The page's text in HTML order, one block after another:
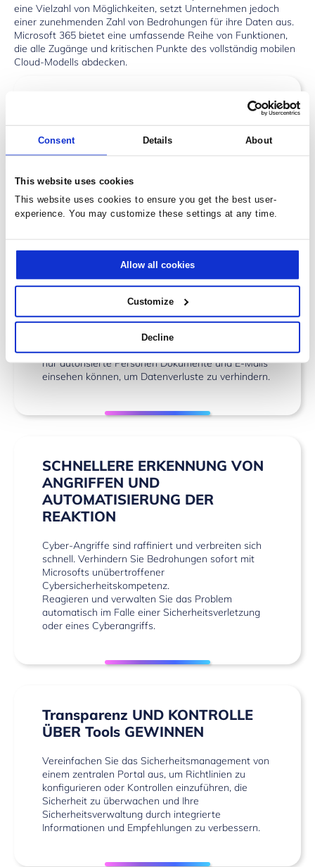
Consent Details About
This website uses cookies
This website uses cookies to ensure you get the best user-
experience. You may customize these settings at any time.
Allow all cookies
Customize
Decline
eine Vielzahl von Möglichkeiten, setzt Unternehmen jedoch
einer zunehmenden Zahl von Bedrohungen für ihre Daten aus.
Microsoft 365 bietet eine umfassende Reihe von Funktionen,
die alle Zugänge und kritischen Punkte des vollständig mobilen
Cloud-Modells abdecken.
IDENTITÄTSBASIERTER SCHUTZ
Schützen Sie Ihr Unternehmen direkt vor der
Haustür und vereinfachen Sie den Zugriff mit einer
risikobasierter Zugangskontrolle.
SCHÜTZEN SIE IHRE
INFORMATIONEN
Der Schutz muss sich mit den Informationen
entwickeln. Schützen Sie sensible Informationen
und stellen Sie die Einhaltung geltender
Vorschriften sicher, indem Sie dafür sorgen, dass
nur autorisierte Personen Dokumente und E-Mails
einsehen können, um Datenverluste zu verhindern.
SCHNELLERE ERKENNUNG VON
ANGRIFFEN UND
AUTOMATISIERUNG DER
REAKTION
Cyber-Angriffe sind raffiniert und verbreiten sich
schnell. Verhindern Sie Bedrohungen sofort mit
Microsofts unübertroffener
Cybersicherheitskompetenz.
Reagieren und verwalten Sie das Problem
automatisch im Falle einer Sicherheitsverletzung
oder eines Cyberangriffs.
Transparenz UND KONTROLLE
ÜBER Tools GEWINNEN
Vereinfachen Sie das Sicherheitsmanagement von
einem zentralen Portal aus, um Richtlinien zu
konfigurieren oder Kontrollen einzuführen, die
Sicherheit zu überwachen und Ihre
Sicherheitsverwaltung durch integrierte
Informationen und Empfehlungen zu verbessern.